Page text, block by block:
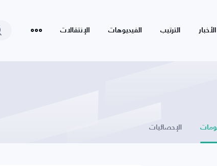
الأخبار الترتيب الفيديوهات الإنتقالات
الإحصائيات